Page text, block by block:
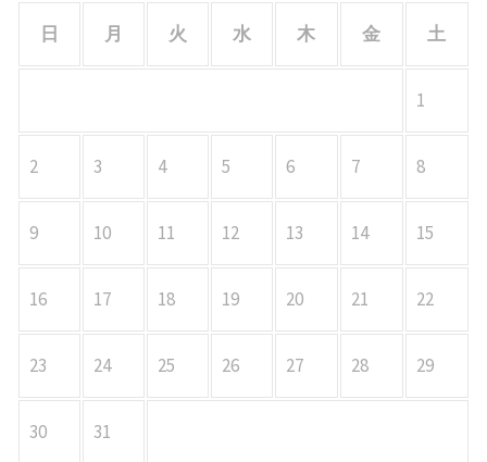
日
月 火 水 木 金 土
1
2 3 4 5 6 7 8
9 10 11 12 13 14 15
16 17 18 19 20 21 22
23 24 25 26 27 28 29
30 31